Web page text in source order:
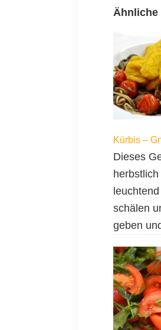
Ähnliche
Kürbis –
Dieses
schälen
geben